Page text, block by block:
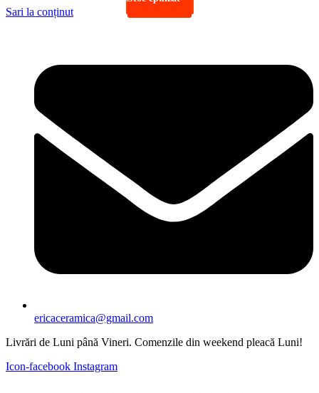
Sari la conținut
ericaceramica@gmail.com
Livrări de Luni până Vineri. Comenzile din weekend pleacă Luni!
Icon-facebook Instagram